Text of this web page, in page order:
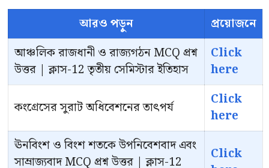
আরও পড়ুন
প্রয়োজনে
আঞ্চলিক রাজধানী ও রাজ্যগঠন MCQ প্রশ্ন
উত্তর | ক্লাস-12 তৃতীয় সেমিস্টার ইতিহাস
Click
here
কংগ্রেসের সুরাট অধিবেশনের তাৎপর্য
Click
here
ঊনবিংশ ও বিংশ শতকে উপনিবেশবাদ এবং
সাম্রাজ্যবাদ MCQ প্রশ্ন উত্তর | ক্লাস-12
Click